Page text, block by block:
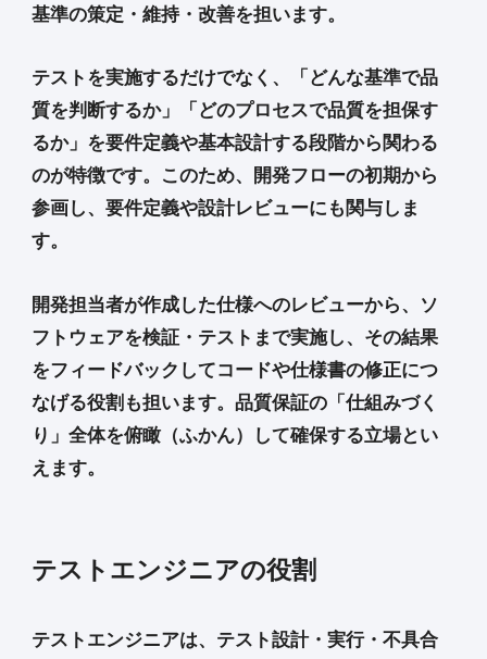
基準の策定・維持・改善を担います。
テストを実施するだけでなく、「どんな基準で品
質を判断するか」「どのプロセスで品質を担保す
るか」を要件定義や基本設計する段階から関わる
のが特徴です。このため、開発フローの初期から
参画し、要件定義や設計レビューにも関与しま
す。
開発担当者が作成した仕様へのレビューから、ソ
フトウェアを検証・テストまで実施し、その結果
をフィードバックしてコードや仕様書の修正につ
なげる役割も担います。品質保証の「仕組みづく
り」全体を俯瞰（ふかん）して確保する立場とい
えます。
テストエンジニアの役割
テストエンジニアは、テスト設計・実行・不具合